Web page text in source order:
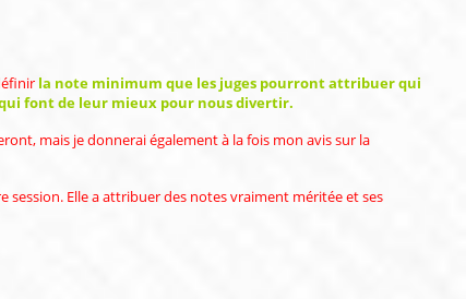
la note minimum que les juges pourront attribuer qui
font de leur mieux pour nous divertir.
mais je donnerai également à la fois mon avis sur la
session. Elle a attribuer des notes vraiment méritée et ses